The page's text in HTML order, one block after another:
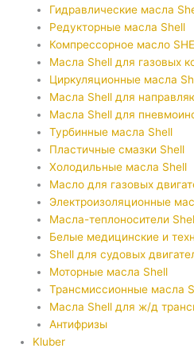
Гидравлические масла
Редукторные масла Shell
Компрессорное масло
Масла Shell для газовых
Циркуляционные масла
Масла Shell для
Масла Shell для
Турбинные масла Shell
Пластичные смазки Shell
Холодильные масла Shell
Масло для газовых
Электроизоляционные
Масла-теплоносители
Белые медицинские и
Shell для судовых
Моторные масла Shell
Трансмиссионные масла
Масла Shell для ж/д
Антифризы
Kluber